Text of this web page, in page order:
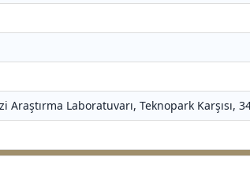
Laboratuvarı, Teknopark Karşısı,